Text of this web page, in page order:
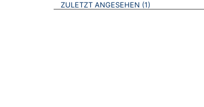
ZULETZT ANGESEHEN 1